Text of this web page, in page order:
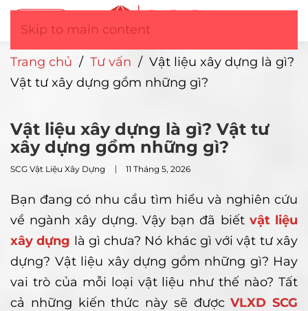
Skip to main content
Trang chủ / Tư vấn / Vật liệu xây dựng là gì?
Vật tư xây dựng gồm những gì?
Vật liệu xây dựng là gì? Vật tư
xây dựng gồm những gì?
SCG Vật Liệu Xây Dựng 11 Tháng 5, 2026
Bạn đang có nhu cầu tìm hiểu và nghiên cứu
về ngành xây dựng. Vậy bạn đã biết vật liệu
xây dựng là gì chưa? Nó khác gì với vật tư xây
dựng? Vật liệu xây dựng gồm những gì? Hay
vai trò của mỗi loại vật liệu như thế nào? Tất
cả những kiến thức này sẽ đượcVLXD SCG